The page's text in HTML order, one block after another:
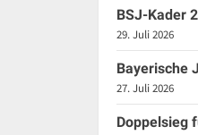
BSJ-Kader
29. Juli 2026
Bayerische
27. Juli 2026
Doppelsieg